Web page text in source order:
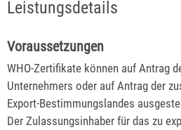
Leistungsdetails
Voraussetzungen
WHO-Zertifikate können auf Antrag
Unternehmers oder auf Antrag der
Export-Bestimmungslandes
Der Zulassungsinhaber für das zu